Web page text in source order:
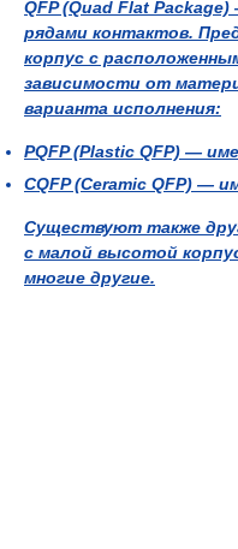
QFP (Quad Flat
рядами контактов.
корпус с
зависимости от
варианта исполнения:
PQFP(Plastic QFP) —
CQFP(Ceramic QFP) —
Существуют также
с малой высотой
многие другие.